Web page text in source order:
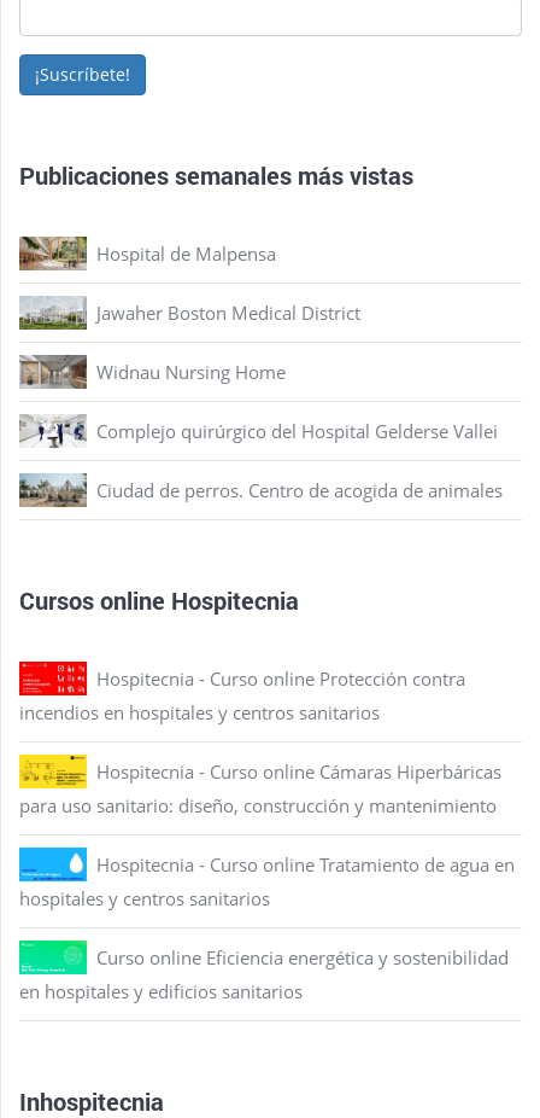
¡Suscríbete!
Publicaciones semanales más vistas
Hospital de Malpensa
Jawaher Boston Medical District
Widnau Nursing Home
Complejo quirúrgico del Hospital Gelderse Vallei
Ciudad de perros. Centro de acogida de animales
Cursos online Hospitecnia
Hospitecnia - Curso online Protección contra
incendios en hospitales y centros sanitarios
Hospitecnia - Curso online Cámaras Hiperbáricas
para uso sanitario: diseño, construcción y mantenimiento
Hospitecnia - Curso online Tratamiento de agua en
hospitales y centros sanitarios
Curso online Eficiencia energética y sostenibilidad
en hospitales y edificios sanitarios
Inhospitecnia